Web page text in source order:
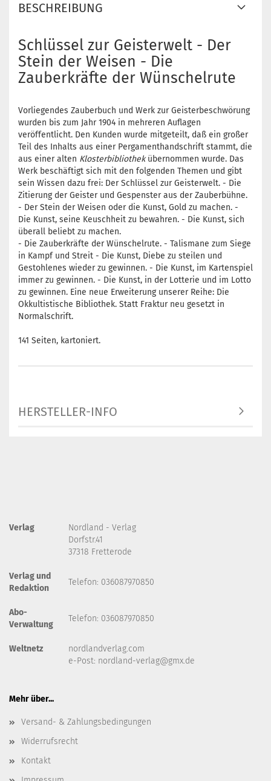
BESCHREIBUNG
Schlüssel zur Geisterwelt - Der
Stein der Weisen - Die
Zauberkräfte der Wünschelrute
Vorliegendes Zauberbuch und Werk zur Geisterbeschwörung
wurden bis zum Jahr 1904 in mehreren Auflagen
veröffentlicht. Den Kunden wurde mitgeteilt, daß ein großer
Teil des Inhalts aus einer Pergamenthandschrift stammt, die
aus einer alten Klosterbibliothekübernommen wurde. Das
Werk beschäftigt sich mit den folgenden Themen und gibt
sein Wissen dazu frei: Der Schlüssel zur Geisterwelt. - Die
Zitierung der Geister und Gespenster aus der Zauberbühne.
- Der Stein der Weisen oder die Kunst, Gold zu machen. -
Die Kunst, seine Keuschheit zu bewahren. - Die Kunst, sich
überall beliebt zu machen.
- Die Zauberkräfte der Wünschelrute. - Talismane zum Siege
in Kampf und Streit - Die Kunst, Diebe zu steilen und
Gestohlenes wieder zu gewinnen. - Die Kunst, im Kartenspiel
immer zu gewinnen. - Die Kunst, in der Lotterie und im Lotto
zu gewinnen. Eine neue Erweiterung unserer Reihe: Die
Okkultistische Bibliothek. Statt Fraktur neu gesetzt in
Normalschrift.
141 Seiten, kartoniert.
HERSTELLER-INFO
Verlag
Nordland - Verlag
Dorfstr.41
37318 Fretterode
Verlag und
Redaktion
Telefon: 036087970850
Abo-
Verwaltung
Telefon: 036087970850
Weltnetz
nordlandverlag.com
e-Post: nordland-verlag@gmx.de
Mehr über...
Versand- & Zahlungsbedingungen
Widerrufsrecht
Kontakt